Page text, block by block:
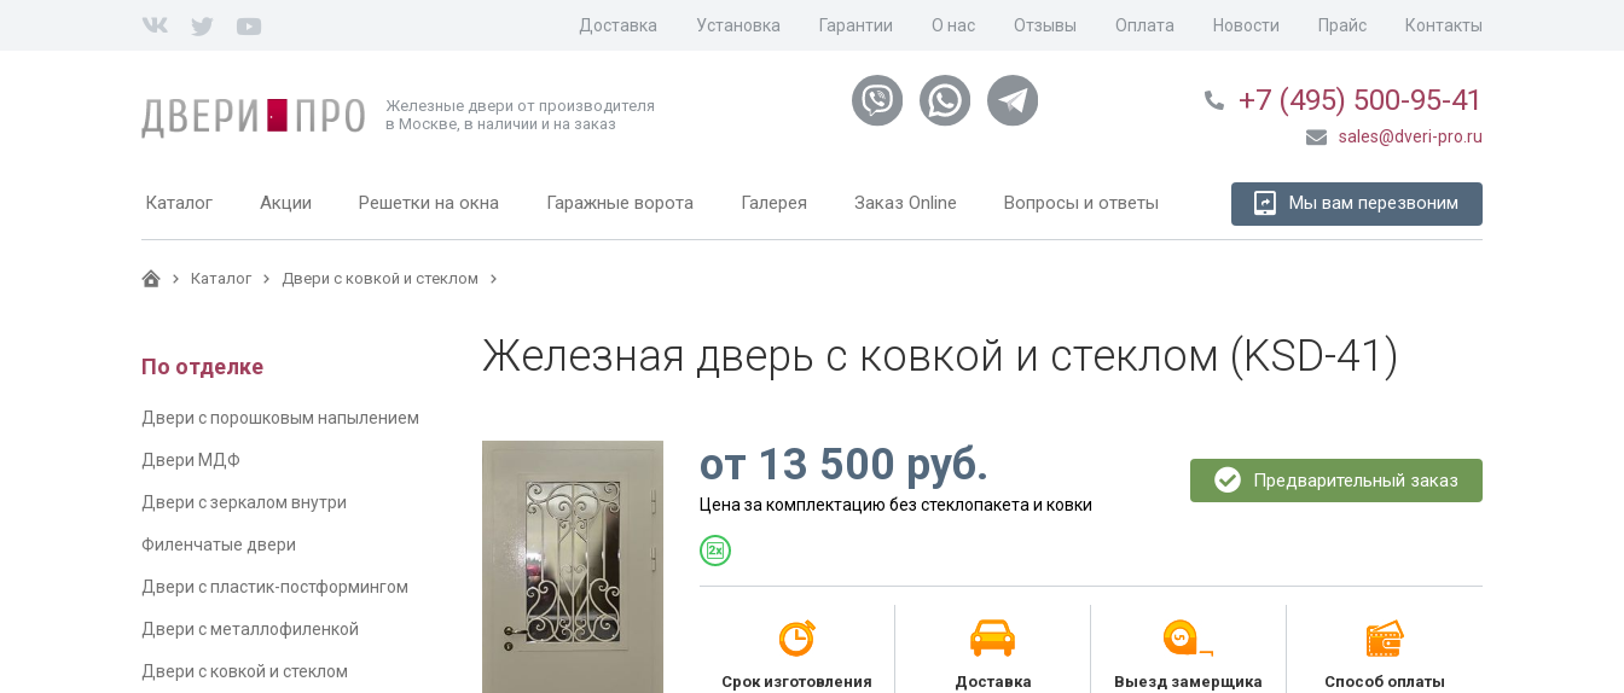
Доставка Установка Гарантии О нас Отзывы Оплата Новости Прайс Контакты
Железные двери от производителя
в Москве, в наличии и на заказ
+7 (495) 500-95-41
sales@dveri-pro.ru
Каталог Акции Решетки на окна Гаражные ворота Галерея Заказ Online Вопросы и ответы Мы вам перезвоним
Каталог Двери с ковкой и стеклом
По отделке
Двери с порошковым напылением
Двери МДФ
Двери с зеркалом внутри
Филенчатые двери
Двери с пластик-постформингом
Двери с металлофиленкой
Двери с ковкой и стеклом
Железная дверь с ковкой и стеклом (KSD-41)
от 13 500 руб.
Цена за комплектацию без стеклопакета и ковки
Предварительный заказ
Срок изготовления
Доставка
Выезд замерщика
Способ оплаты